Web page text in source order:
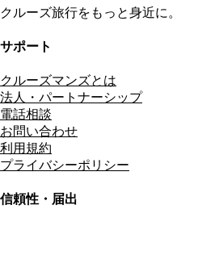
クルーズ旅行をもっと身近に。
サポート
クルーズマンズとは
法人・パートナーシップ
電話相談
お問い合わせ
利用規約
プライバシーポリシー
信頼性・届出